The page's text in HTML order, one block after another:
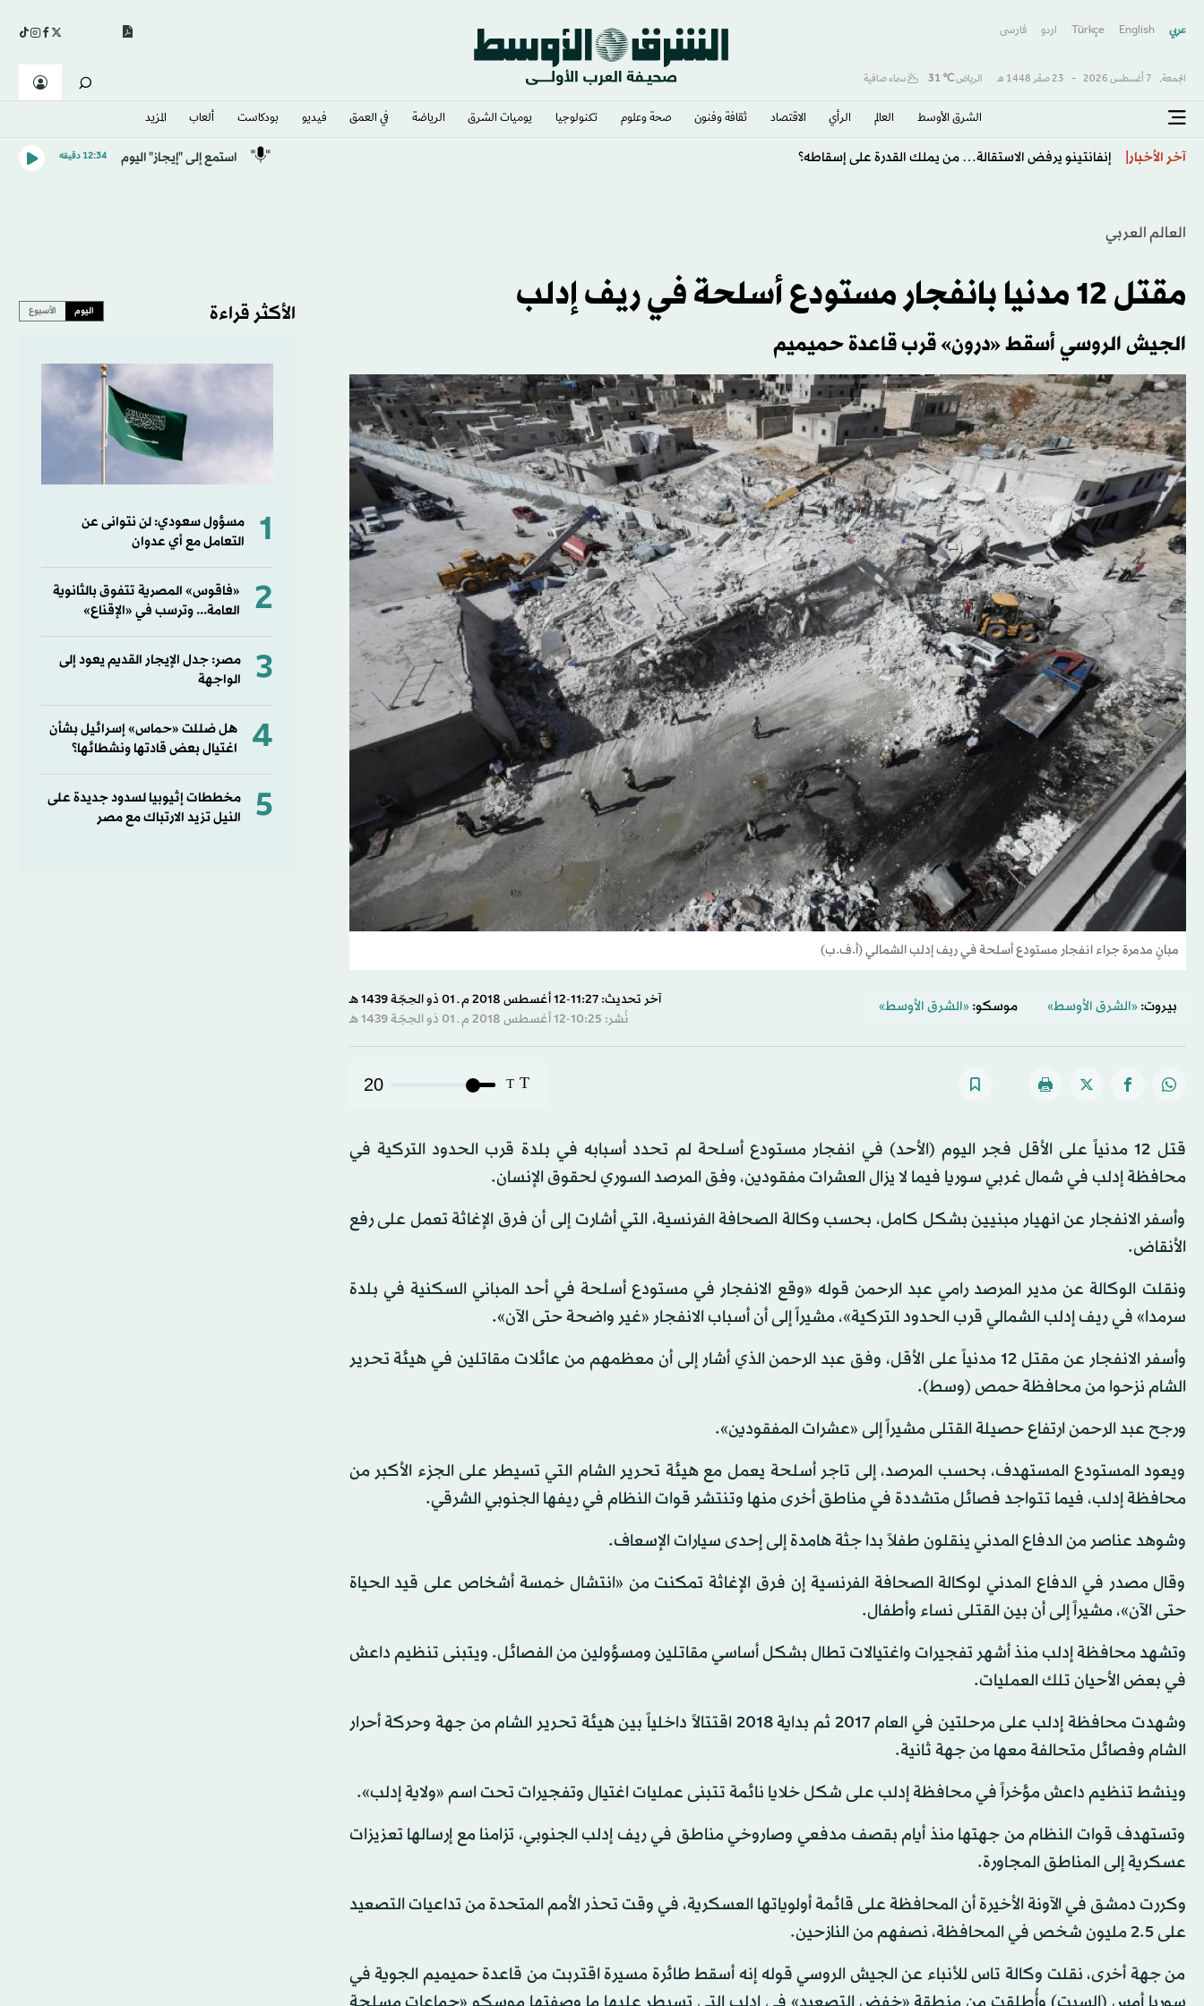
عربي English
Türkçe اردو فارسى
الجمعة, 7 أغسطس 2026 - 23 صفَر 1448 هـ الرياض℃
31 سماء صافية
الشرق الأوسط​ العالم الرأي الاقتصاد ثقافة وفنون صحة وعلوم تكنولوجيا يوميات الشرق​ الرياضة في العمق فيديو بودكاست ألعاب المزيد
آخر الأخبار طرابزون يكتب صفحة جديدة مع صلاح… استقبال أسطوري وشغف لا يوصف استمع إلى "إيجاز" اليوم 12:34 دقيقه
العالم العربي
مقتل 12 مدنيا بانفجار مستودع أسلحة في ريف إدلب
الجيش الروسي أسقط «درون» قرب قاعدة حميميم
مبانٍ مدمرة جراء انفجار مستودع أسلحة في ريف إدلب الشمالي (أ.ف.ب)
بيروت: «الشرق الأوسط» موسكو: «الشرق الأوسط»
آخر تحديث: 11:27-12 أغسطس 2018 م ـ 01 ذو الحِجّة 1439 هـ
نُشر: 10:25-12 أغسطس 2018 م ـ 01 ذو الحِجّة 1439 هـ
T
T
20
قتل 12 مدنياً على الأقل فجر اليوم (الأحد) في انفجار مستودع أسلحة لم تحدد أسبابه في بلدة قرب الحدود التركية في
محافظة إدلب في شمال غربي سوريا فيما لا يزال العشرات مفقودين، وفق المرصد السوري لحقوق الإنسان.
وأسفر الانفجار عن انهيار مبنيين بشكل كامل، بحسب وكالة الصحافة الفرنسية، التي أشارت إلى أن فرق الإغاثة تعمل على رفع
الأنقاض.
ونقلت الوكالة عن مدير المرصد رامي عبد الرحمن قوله «وقع الانفجار في مستودع أسلحة في أحد المباني السكنية في بلدة
سرمدا» في ريف إدلب الشمالي قرب الحدود التركية»، مشيراً إلى أن أسباب الانفجار «غير واضحة حتى الآن».
وأسفر الانفجار عن مقتل 12 مدنياً على الأقل، وفق عبد الرحمن الذي أشار إلى أن معظمهم من عائلات مقاتلين في هيئة تحرير
الشام نزحوا من محافظة حمص (وسط).
ورجح عبد الرحمن ارتفاع حصيلة القتلى مشيراً إلى «عشرات المفقودين».
ويعود المستودع المستهدف، بحسب المرصد، إلى تاجر أسلحة يعمل مع هيئة تحرير الشام التي تسيطر على الجزء الأكبر من
محافظة إدلب، فيما تتواجد فصائل متشددة في مناطق أخرى منها وتنتشر قوات النظام في ريفها الجنوبي الشرقي.
وشوهد عناصر من الدفاع المدني ينقلون طفلاً بدا جثة هامدة إلى إحدى سيارات الإسعاف.
وقال مصدر في الدفاع المدني لوكالة الصحافة الفرنسية إن فرق الإغاثة تمكنت من «انتشال خمسة أشخاص على قيد الحياة
حتى الآن»، مشيراً إلى أن بين القتلى نساء وأطفال.
وتشهد محافظة إدلب منذ أشهر تفجيرات واغتيالات تطال بشكل أساسي مقاتلين ومسؤولين من الفصائل. ويتبنى تنظيم داعش
في بعض الأحيان تلك العمليات.
وشهدت محافظة إدلب على مرحلتين في العام 2017 ثم بداية 2018 اقتتالاً داخلياً بين هيئة تحرير الشام من جهة وحركة أحرار
الشام وفصائل متحالفة معها من جهة ثانية.
وينشط تنظيم داعش مؤخراً في محافظة إدلب على شكل خلايا نائمة تتبنى عمليات اغتيال وتفجيرات تحت اسم «ولاية إدلب».
وتستهدف قوات النظام من جهتها منذ أيام بقصف مدفعي وصاروخي مناطق في ريف إدلب الجنوبي، تزامنا مع إرسالها تعزيزات
عسكرية إلى المناطق المجاورة.
وكررت دمشق في الآونة الأخيرة أن المحافظة على قائمة أولوياتها العسكرية، في وقت تحذر الأمم المتحدة من تداعيات التصعيد
على 2.5 مليون شخص في المحافظة، نصفهم من النازحين.
من جهة أخرى، نقلت وكالة تاس للأنباء عن الجيش الروسي قوله إنه أسقط طائرة مسيرة اقتربت من قاعدة حميميم الجوية في
الأكثر قراءة اليوم الأسبوع
1
مسؤول سعودي: لن نتوانى عن
التعامل مع أي عدوان
2
«فاقوس» المصرية تتفوق بالثانوية
العامة... وترسب في «الإقناع»
3
مصر: جدل الإيجار القديم يعود إلى
الواجهة
4
هل ضللت «حماس» إسرائيل بشأن
اغتيال بعض قادتها ونشطائها؟
5
مخططات إثيوبيا لسدود جديدة على
النيل تزيد الارتباك مع مصر